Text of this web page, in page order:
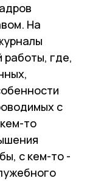
На
работы, где,
с
то
с кем-то -